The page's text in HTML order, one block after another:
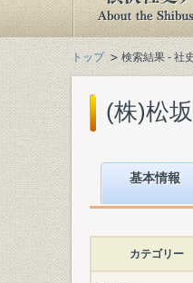
トップ 検索結果 - 社
(株)松
基本情報
カテゴリー